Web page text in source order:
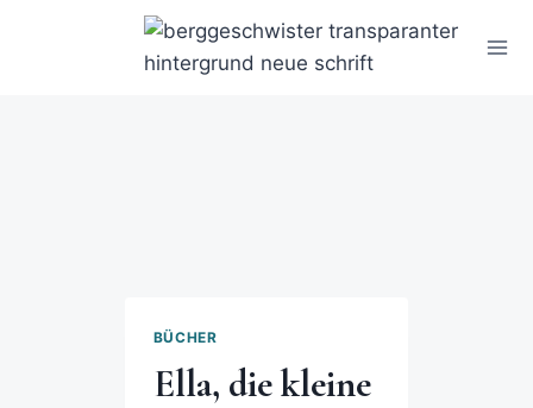
BÜCHER
Ella, die kleine